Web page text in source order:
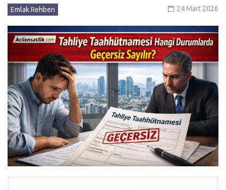
24 Mart 2026
Emlak Rehberi